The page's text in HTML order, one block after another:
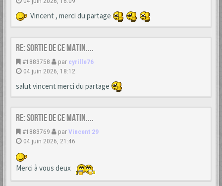
Vincent , merci du partage
Re: Sortie de ce matin....
#1883758 par cyrille76
04 juin 2026, 18:12
salut vincent merci du partage
Re: Sortie de ce matin....
#1883769 parVincent 29
04 juin 2026, 21:46
Merci à vous deux